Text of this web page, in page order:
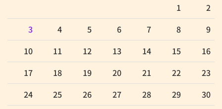
1
2
3
4 5 6 7 8
9
10
11 12 13 14 15
16
17
18 19 20 21 22
23
24
25 26 27 28 29
30